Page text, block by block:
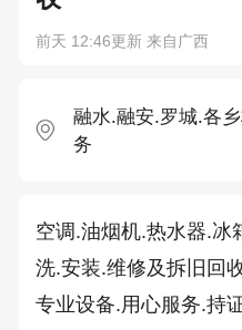
前天 12:46更新 来自广西
融水.融安.罗城.各
务
空调.油烟机.热水器.冰
洗.安装.维修及拆旧回收
专业设备.用心服务.持